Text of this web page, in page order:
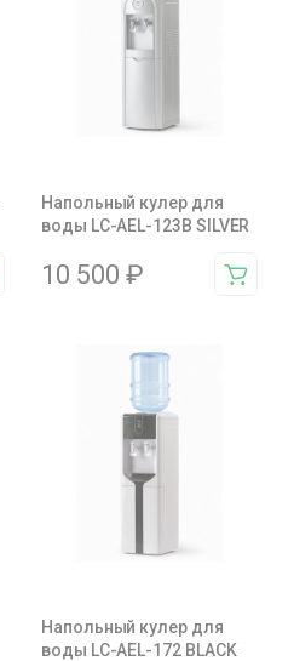
Напольный кулер для
воды LC-AEL-123B SILVER
10 500 ₽
Напольный кулер для
воды LC-AEL-172 BLACK